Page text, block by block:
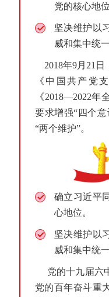
党的核心地位
坚决维护以
威和集中统
2018年9月21日
《中国共产党
《2018—2022年
要求增强“四个意
“两个维护”。
确立习近平
心地位。
坚决维护以
威和集中统
党的十九届六
党的百年奋斗重